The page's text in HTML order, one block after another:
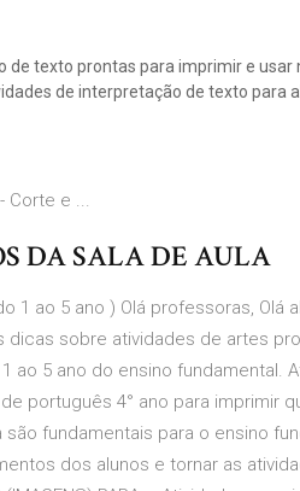
texto prontas para imprimir e usar
de interpretação de texto para
Corte e ...
DA SALA DE AULA
1 ao 5 ano ) Olá professoras, Olá
sobre atividades de artes
ao 5 ano do ensino fundamental.
português 4° ano para imprimir
fundamentais para o ensino
dos alunos e tornar as